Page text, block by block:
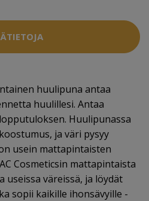
huulipuna antaa
huulillesi. Antaa
Huulipunassa
ja väri pysyy
usein mattapintaisten
Cosmeticsin mattapintaista
useissa väreissä, ja löydät
sopii kaikille ihonsävyille -